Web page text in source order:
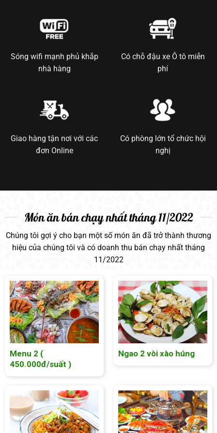
Sóng wifi mạnh phủ khắp
nhà hàng
Có chỗ đậu xe Ô tô miễn
phí
Giao hàng tận nơi với các
đơn Online
Có phòng lớn tổ chức hội
nghị
Món ăn bán chạy nhất tháng 11/2022
Chúng tôi gợi ý cho bạn một số món ăn đã trở thành thương
hiệu của chúng tôi và có doanh thu bán chạy nhất tháng
11/2022
Menu 2 (
450.000đ/suất )
Ngao 2 vòi xào húng